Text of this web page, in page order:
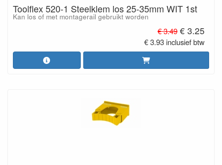
Toolflex 520-1 Steelklem los 25-35mm WIT 1st
Kan los of met montagerail gebruikt worden
€ 3.49 € 3.25
€ 3.93 inclusief btw